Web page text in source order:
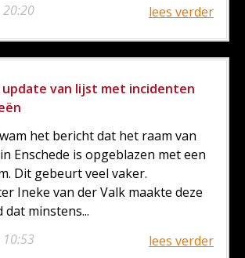
lees verder
update van lijst met incidenten
het bericht dat het raam van
Enschede is opgeblazen met een
Dit gebeurt veel vaker.
Ineke van der Valk maakte deze
dat minstens...
lees verder